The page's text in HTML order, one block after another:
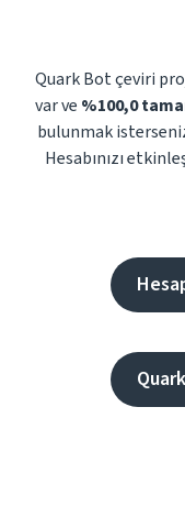
Quark Bot çeviri
var ve %100,0
bulunmak
Hesabınızı